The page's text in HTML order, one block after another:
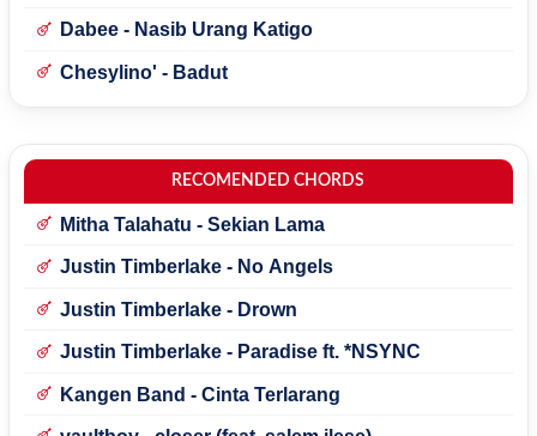
Dabee - Nasib Urang Katigo
Chesylino' - Badut
RECOMENDED CHORDS
Mitha Talahatu - Sekian Lama
Justin Timberlake - No Angels
Justin Timberlake - Drown
Justin Timberlake - Paradise ft. *NSYNC
Kangen Band - Cinta Terlarang